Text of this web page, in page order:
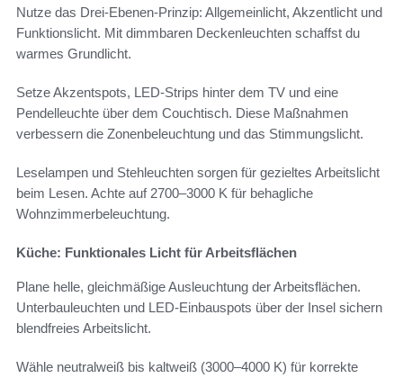
Nutze das Drei-Ebenen-Prinzip: Allgemeinlicht, Akzentlicht und
Funktionslicht. Mit dimmbaren Deckenleuchten schaffst du
warmes Grundlicht.
Setze Akzentspots, LED-Strips hinter dem TV und eine
Pendelleuchte über dem Couchtisch. Diese Maßnahmen
verbessern die Zonenbeleuchtung und das Stimmungslicht.
Leselampen und Stehleuchten sorgen für gezieltes Arbeitslicht
beim Lesen. Achte auf 2700–3000 K für behagliche
Wohnzimmerbeleuchtung.
Küche: Funktionales Licht für Arbeitsflächen
Plane helle, gleichmäßige Ausleuchtung der Arbeitsflächen.
Unterbauleuchten und LED-Einbauspots über der Insel sichern
blendfreies Arbeitslicht.
Wähle neutralweiß bis kaltweiß (3000–4000 K) für korrekte